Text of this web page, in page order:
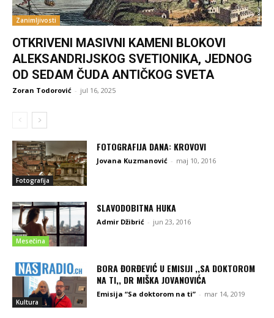
Zanimljivosti
OTKRIVENI MASIVNI KAMENI BLOKOVI
ALEKSANDRIJSKOG SVETIONIKA, JEDNOG
OD SEDAM ČUDA ANTIČKOG SVETA
Zoran Todorović - jul 16, 2025
Fotografija
FOTOGRAFIJA DANA: KROVOVI
Jovana Kuzmanović - maj 10, 2016
Mesečina
SLAVODOBITNA HUKA
Admir Džibrić - jun 23, 2016
Kultura
BORA ĐORĐEVIĆ U EMISIJI ,,SA DOKTOROM
NA TI,, DR MIŠKA JOVANOVIĆA
Emisija “Sa doktorom na ti” - mar 14, 2019